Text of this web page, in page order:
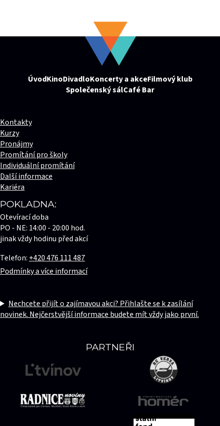
ÚvodKinoDivadloKoncerty a akceFilmový klub
Společenský sálCafé Bar
PARTNEŘI
Kontakty
Kurzy
Pronájmy
Promítání pro školy
Individuální promítání
Další informace
Kariéra
POKLADNA:
Otevírací doba
PO - NE: 14:00 - 20:00 hod.
jinak vždy hodinu před akcí
Telefon: +420 476 111 487
Podmínky a více informací
Nechcete přijít o zajímavou akci? Přihlašte se k zasílání
novinek. Nejčerstvější informace budete mít vždy jako první.